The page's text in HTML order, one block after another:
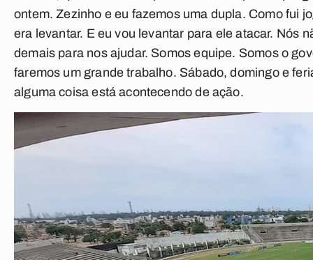
ontem. Zezinho e eu fazemos uma dupla. Como fui
era levantar. E eu vou levantar para ele atacar. Nós
demais para nos ajudar. Somos equipe. Somos o
faremos um grande trabalho. Sábado, domingo e
alguma coisa está acontecendo de ação.